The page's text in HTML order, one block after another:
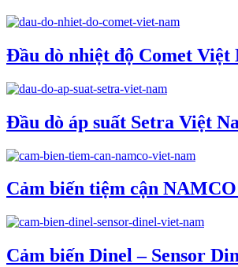
Đầu dò nhiệt độ Comet Việt
Đầu dò áp suất Setra Việt
Cảm biến tiệm cận
Cảm biến Dinel – Sensor